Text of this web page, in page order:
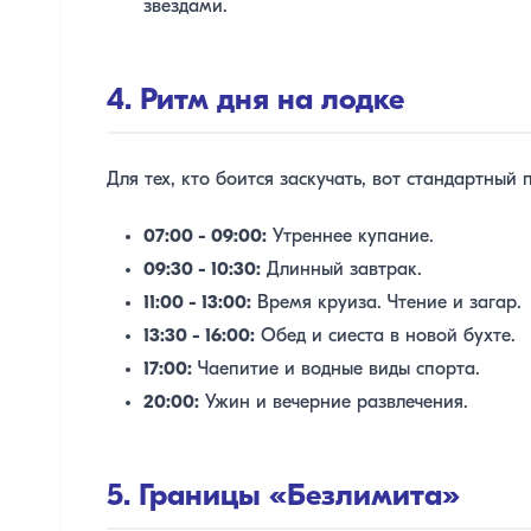
звездами.
4. Ритм дня на лодке
Для тех, кто боится заскучать, вот стандартный
07:00 - 09:00:Утреннее купание.
09:30 - 10:30:Длинный завтрак.
11:00 - 13:00:Время круиза. Чтение и загар.
13:30 - 16:00:Обед и сиеста в новой бухте.
17:00:Чаепитие и водные виды спорта.
20:00:Ужин и вечерние развлечения.
5. Границы «Безлимита»